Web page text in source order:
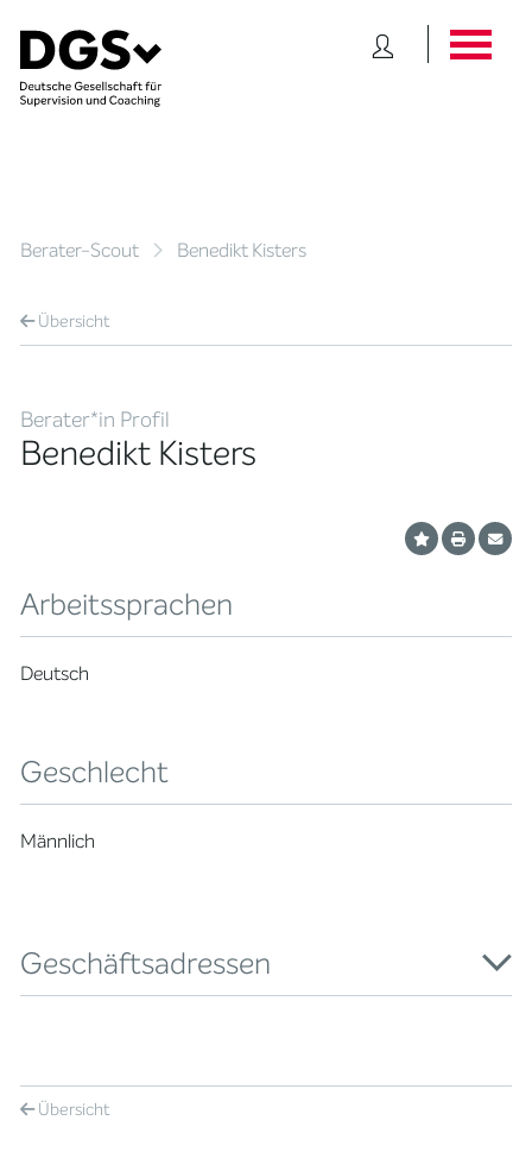
Berater-Scout Benedikt Kisters
Übersicht
Berater*in Profil
Benedikt Kisters
Arbeitssprachen
Deutsch
Geschlecht
Männlich
Geschäftsadressen
Übersicht